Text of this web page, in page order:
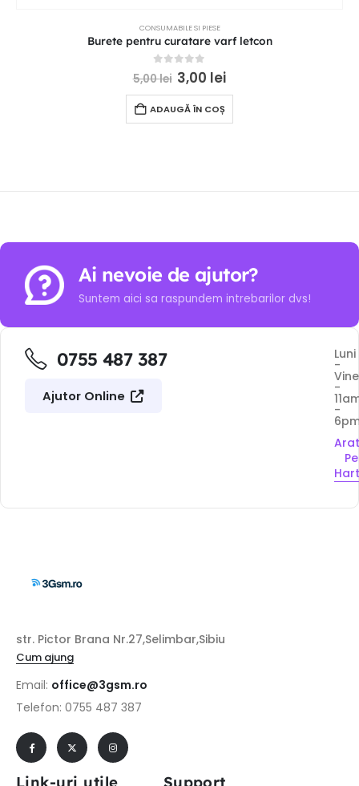
CONSUMABILE SI PIESE
Burete pentru curatare varf letcon
out of 5
5,00lei 3,00 lei
ADAUGĂ ÎN COȘ
Ai nevoie de ajutor?
Suntem aici sa raspundem intrebarilor dvs!
0755 487 387
Ajutor Online
Luni
-
-
-
Pe
str. Pictor Brana Nr.27,Selimbar,Sibiu
Cum ajung
Email: office@3gsm.ro
Telefon: 0755 487 387